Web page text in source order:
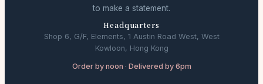
to make a statement.
Headquarters
Shop 6, G/F, Elements, 1 Austin Road West, West
Kowloon, Hong Kong
Order by noon · Delivered by 6pm